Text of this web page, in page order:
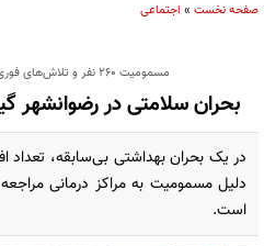
صفحه نخست » اجتماعی
مسمومیت ۲۶۰ نفر و تلاش‌های فوری برای شناسایی منبع آلودگی
بحران سلامتی در رضوانشهر
در یک بحران بهداشتی بی‌سابقه، تعداد
است.